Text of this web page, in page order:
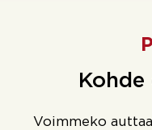
Voimmeko